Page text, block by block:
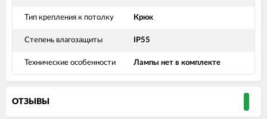
Тип крепления к потолку Крюк
Степень влагозащиты IP55
Технические особенности Лампы нет в комплекте
ОТЗЫВЫ